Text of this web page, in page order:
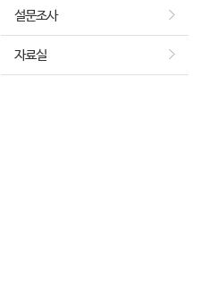
설문조사
자료실